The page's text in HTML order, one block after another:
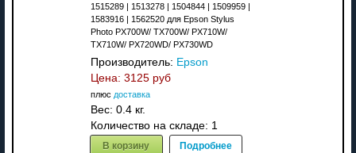
1515289 | 1513278 | 1504844 | 1509959 |
1583916 | 1562520 для Epson Stylus
Photo PX700W/ TX700W/ PX710W/
TX710W/ PX720WD/ PX730WD
Производитель: Epson
Цена: 3125 руб
плюс доставка
Вес: 0.4 кг.
Количество на складе: 1
В корзину Подробнее